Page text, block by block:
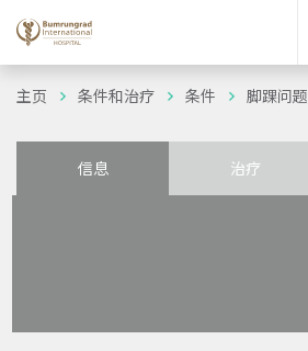
主页 条件和治疗 条件 脚踝问题
信息 治疗